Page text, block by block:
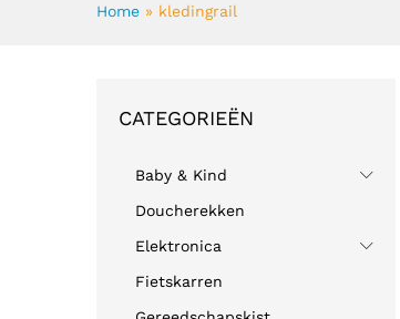
Home » kledingrail
CATEGORIEËN
Baby & Kind
Doucherekken
Elektronica
Fietskarren